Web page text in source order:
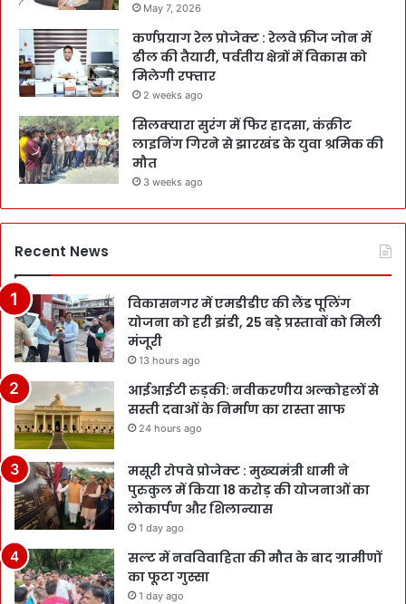
May 7, 2026
कर्णप्रयाग रेल प्रोजेक्ट : रेलवे फ्रीज जोन में
ढील की तैयारी, पर्वतीय क्षेत्रों में विकास को
मिलेगी रफ्तार
2 weeks ago
सिलक्यारा सुरंग में फिर हादसा, कंक्रीट
लाइनिंग गिरने से झारखंड के युवा श्रमिक की
मौत
3 weeks ago
Recent News
विकासनगर में एमडीडीए की लैंड पूलिंग
योजना को हरी झंडी, 25 बड़े प्रस्तावों को मिली
मंजूरी
13 hours ago
आईआईटी रुड़की: नवीकरणीय अल्कोहलों से
सस्ती दवाओं के निर्माण का रास्ता साफ
24 hours ago
मसूरी रोपवे प्रोजेक्ट : मुख्‍यमंत्री धामी ने
पुरुकुल में किया 18 करोड़ की योजनाओं का
लोकार्पण और शिलान्यास
1 day ago
सल्ट में नवविवाहिता की मौत के बाद ग्रामीणों
का फूटा गुस्सा
1 day ago